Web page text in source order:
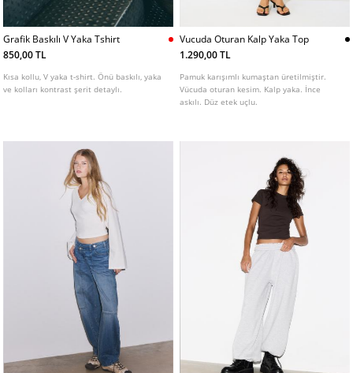
Grafik Baskılı V Yaka Tshirt
850,00 TL
Kısa kollu, V yaka t-shirt. Önü baskılı, yaka
ve kolları kontrast şerit detaylı.
Vucuda Oturan Kalp Yaka Top
1.290,00 TL
Pamuk karışımlı kumaştan üretilmiştir.
Vücuda oturan kesim. Kalp yaka. İnce
askılı. Düz etek uçlu.